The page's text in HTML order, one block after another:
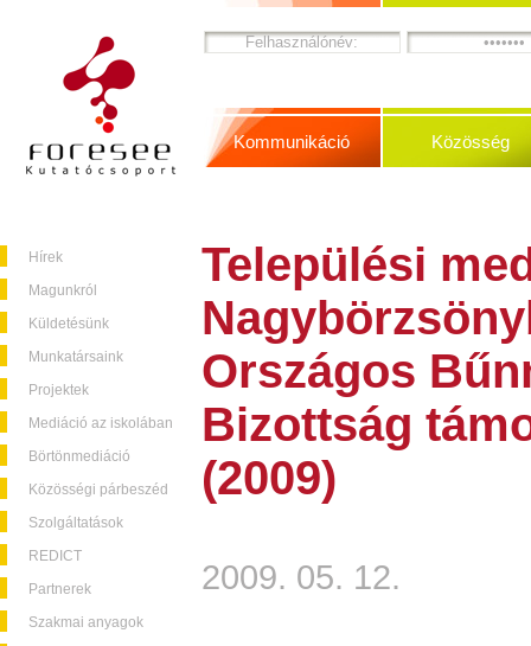
Hírek
Magunkról
Küldetésünk
Munkatársaink
Projektek
Mediáció az iskolában
Börtönmediáció
Közösségi párbeszéd
Szolgáltatások
REDICT
Partnerek
Szakmai anyagok
Kommunikáció Közösség
Települési
Országos
Bizottság
(2009)
2009. 05. 12.